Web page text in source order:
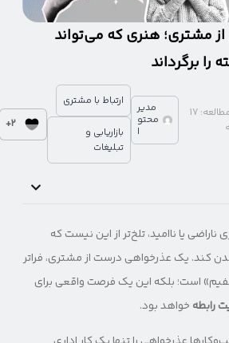
مشتری؛ هنری که می‌تواند
را برگرداند
مدیر
محتو
ا
ارتباط با مشتری
بازاریابی و
تبلیغات
2+
17
یا ناامید، تلخ‌تر از این نیست که
کند. یک عذرخواهی درست از مشتری، فراتر
است؛ بلکه این یک فرصت واقعی برای
رابطه خواهد بود.